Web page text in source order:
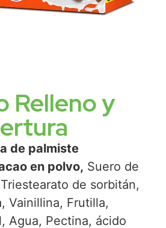
Relleno y
de palmiste
en polvo, Suero de
de sorbitán,
Vainillina, Frutilla,
Agua, Pectina, ácido